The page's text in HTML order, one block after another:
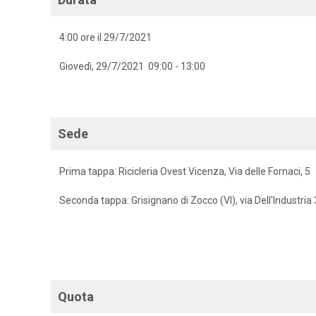
4:00 ore il 29/7/2021
Giovedì, 29/7/2021 09:00 - 13:00
Sede
Prima tappa: Ricicleria Ovest Vicenza, Via delle Fornaci, 5
Seconda tappa: Grisignano di Zocco (VI), via Dell'Industria
Quota